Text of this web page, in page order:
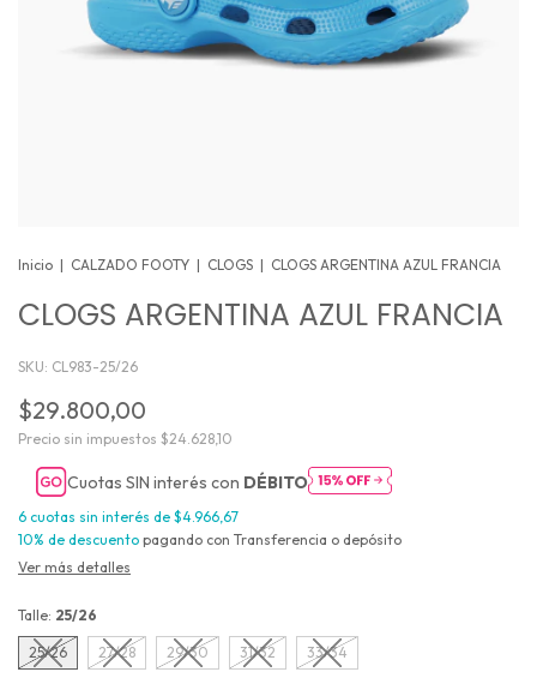
Inicio | CALZADO FOOTY | CLOGS | CLOGS ARGENTINA AZUL FRANCIA
CLOGS ARGENTINA AZUL FRANCIA
SKU: CL983-25/26
$29.800,00
Precio sin impuestos $24.628,10
Cuotas SIN interés con DÉBITO
6 cuotas sin interés de $4.966,67
10% de descuento pagando con Transferencia o depósito
Ver más detalles
Talle: 25/26
25/26 27/28 29/30 31/32 33/34